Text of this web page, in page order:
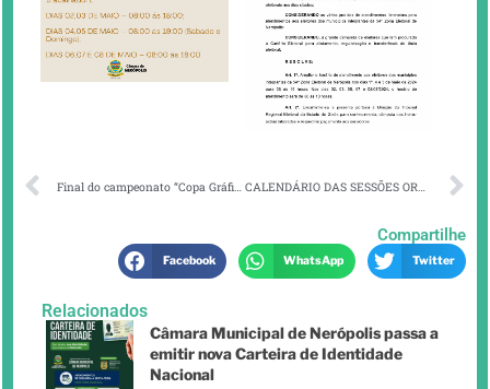
Final do campeonato “Copa Gráfica – Nerópolis” CALENDÁRIO DAS SESSÕES ORDINÁRIAS DO MÊS DE MAIO
Compartilhe
Facebook WhatsApp Twitter
Relacionados
Câmara Municipal de Nerópolis passa a
emitir nova Carteira de Identidade
Nacional